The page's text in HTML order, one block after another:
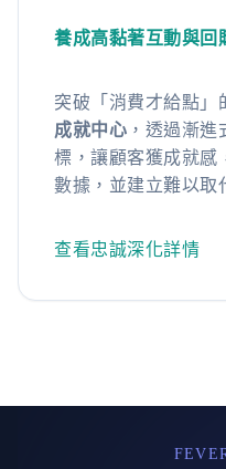
養成高黏著互動與回
突破「消費才給點」
成就中心 ，透過漸進
標，讓顧客獲成就感
數據，並建立難以取
查看忠誠深化詳情